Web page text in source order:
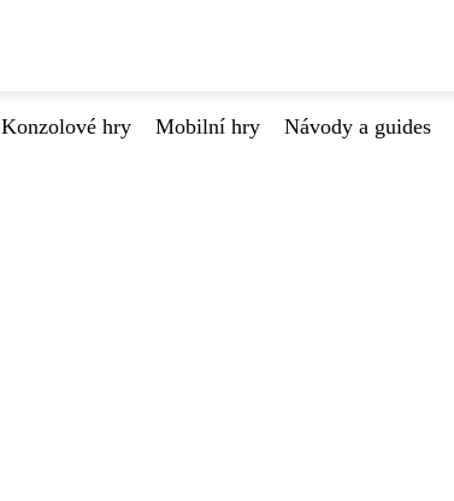
Konzolové hry Mobilní hry Návody a guides